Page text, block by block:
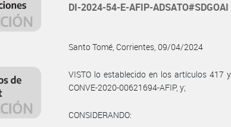
DI-2024-54-E-AFIP-ADSATO#SDGOAI
Santo Tomé, Corrientes, 09/04/2024
VISTO lo establecido en los artículos 417
CONVE-2020-00621694-AFIP, y;
CONSIDERANDO: